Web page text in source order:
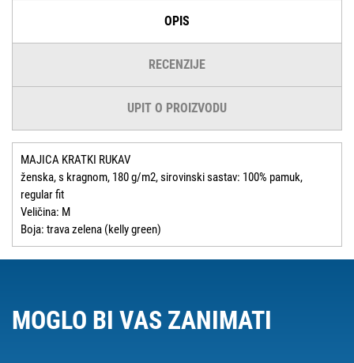
OPIS
RECENZIJE
UPIT O PROIZVODU
MAJICA KRATKI RUKAV
ženska, s kragnom, 180 g/m2, sirovinski sastav: 100% pamuk,
regular fit
Veličina: M
Boja: trava zelena (kelly green)
MOGLO BI VAS ZANIMATI